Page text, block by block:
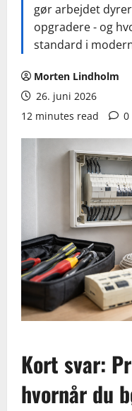
gør arbejdet
opgradere - og
standard i
Morten Lindholm
26. juni 2026
12 minutes read
0
Kort svar:
hvornår du